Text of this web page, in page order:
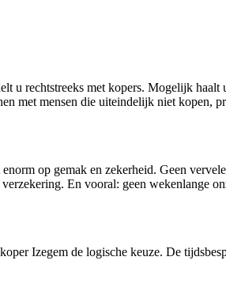
u rechtstreeks met kopers. Mogelijk haalt
met mensen die uiteindelijk niet kopen,
op gemak en zekerheid. Geen
En vooral: geen wekenlange
Izegem de logische keuze. De